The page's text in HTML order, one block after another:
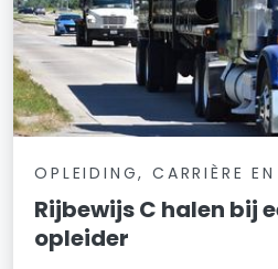
OPLEIDING, CARRIÈRE EN
Rijbewijs C halen bij
opleider